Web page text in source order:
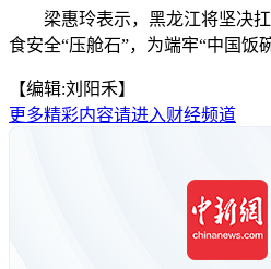
梁惠玲表示，黑龙江将坚决扛
食安全“压舱石”，为端牢“中国饭
【编辑:刘阳禾】
更多精彩内容请进入财经频道